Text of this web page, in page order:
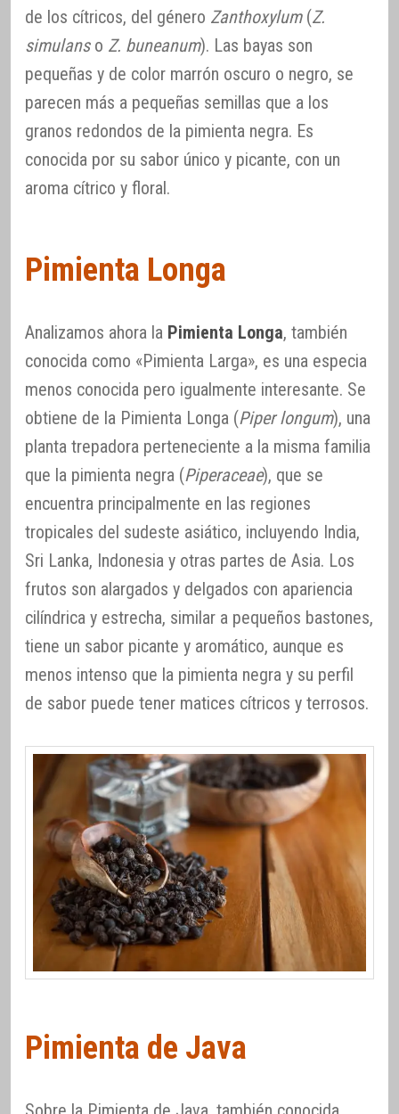
de los cítricos, del género Zanthoxylum(Z.
simulanso Z. buneanum). Las bayas son
pequeñas y de color marrón oscuro o negro, se
parecen más a pequeñas semillas que a los
granos redondos de la pimienta negra. Es
conocida por su sabor único y picante, con un
aroma cítrico y floral.
Pimienta Longa
Analizamos ahora la Pimienta Longa, también
conocida como «Pimienta Larga», es una especia
menos conocida pero igualmente interesante. Se
obtiene de la Pimienta Longa (Piper longum), una
planta trepadora perteneciente a la misma familia
que la pimienta negra (Piperaceae), que se
encuentra principalmente en las regiones
tropicales del sudeste asiático, incluyendo India,
Sri Lanka, Indonesia y otras partes de Asia. Los
frutos son alargados y delgados con apariencia
cilíndrica y estrecha, similar a pequeños bastones,
tiene un sabor picante y aromático, aunque es
menos intenso que la pimienta negra y su perfil
de sabor puede tener matices cítricos y terrosos.
Pimienta de Java